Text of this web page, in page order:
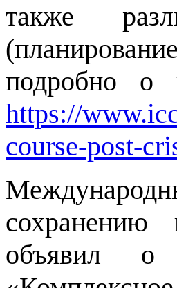
также
подробно о
https://
course-post-
сохранению
объявил о